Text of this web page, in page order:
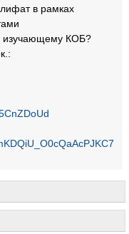
в рамках
изучающему КОБ?